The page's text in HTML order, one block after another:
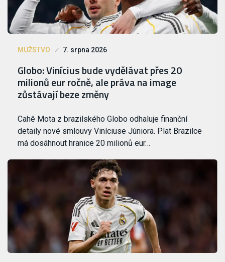
MUŽSTVO 7. srpna 2026
Globo: Vinícius bude vydělávat přes 20
milionů eur ročně, ale práva na image
zůstávají beze změny
Cahê Mota z brazilského Globo odhaluje finanční
detaily nové smlouvy Viníciuse Júniora. Plat Brazilce
má dosáhnout hranice 20 milionů eur…